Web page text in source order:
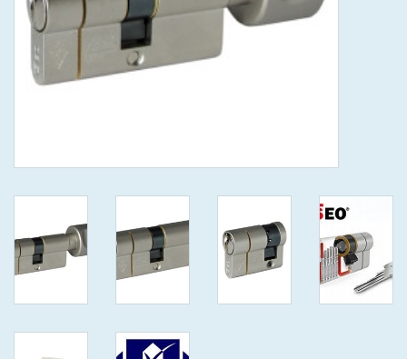
(GAATJES)VEILIGE
GENUMMERDE SLEUTELS
SKG**
VEILIGE SLEUTELS SKG***
ISEO F 6 EXTRA S
ANTIKERNTREK IN IEDERE